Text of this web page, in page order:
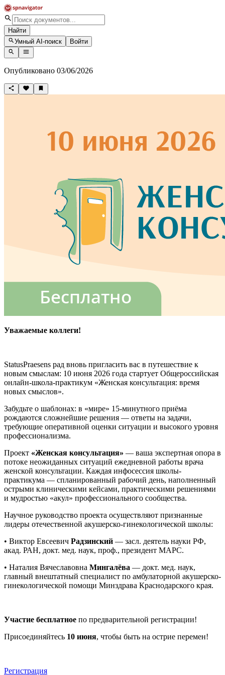
Найти
Умный AI-поиск
Войти
Опубликовано 03/06/2026
Уважаемые коллеги!
StatusPraesens рад вновь пригласить вас в путешествие к
новым смыслам: 10 июня 2026 года стартует Общероссийская
онлайн-школа-практикум «Женская консультация: время
новых смыслов».
Забудьте о шаблонах: в «мире» 15-минутного приёма
рождаются сложнейшие решения — ответы на задачи,
требующие оперативной оценки ситуации и высокого уровня
профессионализма.
Проект «Женская консультация» — ваша экспертная опора в
потоке неожиданных ситуаций ежедневной работы врача
женской консультации. Каждая инфосессия школы-
практикума — спланированный рабочий день, наполненный
острыми клиническими кейсами, практическими решениями
и мудростью «акул» профессионального сообщества.
Научное руководство проекта осуществляют признанные
лидеры отечественной акушерско-гинекологической школы:
• Виктор Евсеевич Радзинский — засл. деятель науки РФ,
акад. РАН, докт. мед. наук, проф., президент МАРС.
• Наталия Вячеславовна Мингалёва — докт. мед. наук,
главный внештатный специалист по амбулаторной акушерско-
гинекологической помощи Минздрава Краснодарского края.
Участие бесплатное по предварительной регистрации!
Присоединяйтесь 10 июня, чтобы быть на острие перемен!
Регистрация